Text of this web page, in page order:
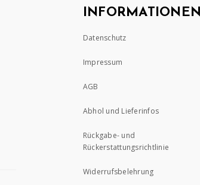
INFORMATIONEN
Datenschutz
Impressum
AGB
Abhol und Lieferinfos
Rückgabe- und
Rückerstattungsrichtlinie
Widerrufsbelehrung